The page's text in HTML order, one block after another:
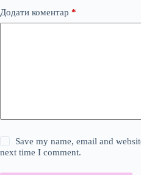
Додати коментар *
Save my name, email and
next time I comment.